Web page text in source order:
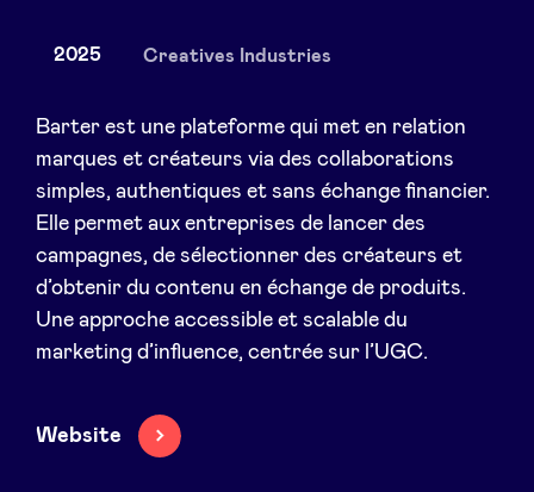
Actualités
Avantages
BeAngels Academy
BeAngels Luxembourg
NXT Brussels - Groupe d'investissement
2025 Creatives Industries
Barter est une plateforme qui met en relation
marques et créateurs via des collaborations
simples, authentiques et sans échange financier.
Elle permet aux entreprises de lancer des
campagnes, de sélectionner des créateurs et
d’obtenir du contenu en échange de produits.
Une approche accessible et scalable du
marketing d’influence, centrée sur l’UGC.
Website